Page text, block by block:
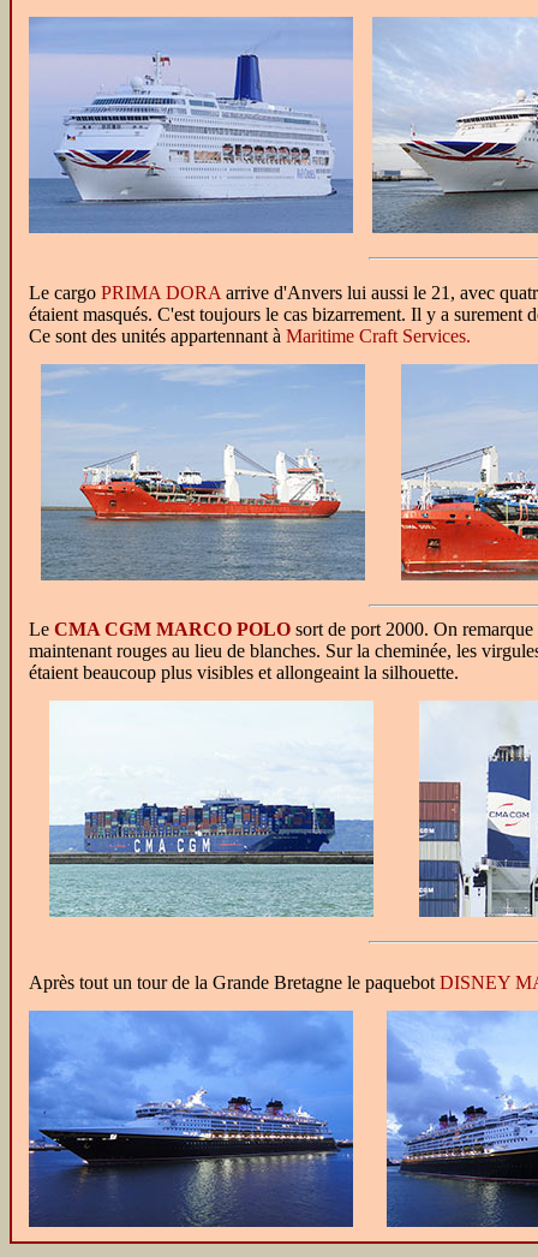
Le cargo PRIMA DORA arrive d'Anvers lui aussi le 21, avec
étaient masqués. C'est toujours le cas bizarrement. Il y a
Ce sont des unités appartennant à Maritime Craft Services.
Le CMA CGM MARCO POLO sort de port 2000. On
maintenant rouges au lieu de blanches. Sur la cheminée, les
étaient beaucoup plus visibles et allongeaint la silhouette.
Après tout un tour de la Grande Bretagne le paquebot DISNEY